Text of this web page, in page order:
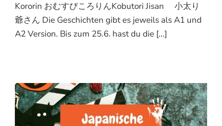
Kororin おむすびころりんKobutori Jisan 小太り
爺さん Die Geschichten gibt es jeweils als A1 und
A2 Version. Bis zum 25.6. hast du die [...]